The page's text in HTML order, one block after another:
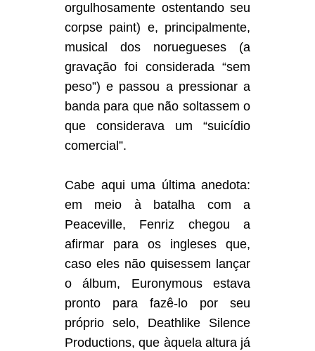
orgulhosamente ostentando seu
corpse paint) e, principalmente,
musical dos noruegueses (a
gravação foi considerada “sem
peso”) e passou a pressionar a
banda para que não soltassem o
que considerava um “suicídio
comercial”.
Cabe aqui uma última anedota:
em meio à batalha com a
Peaceville, Fenriz chegou a
afirmar para os ingleses que,
caso eles não quisessem lançar
o álbum, Euronymous estava
pronto para fazê-lo por seu
próprio selo, Deathlike Silence
Productions, que àquela altura já